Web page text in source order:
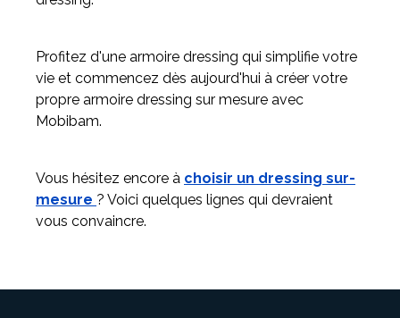
Profitez d'une armoire dressing qui simplifie votre
vie et commencez dès aujourd'hui à créer votre
propre armoire dressing sur mesure avec
Mobibam.
Vous hésitez encore à choisir un dressing sur-
mesure ? Voici quelques lignes qui devraient
vous convaincre.